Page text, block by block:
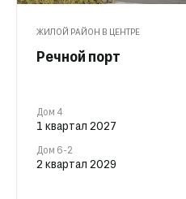
ЖИЛОЙ РАЙОН В ЦЕНТРЕ
Речной порт
Дом 4
1 квартал 2027
Дом 6-2
2 квартал 2029